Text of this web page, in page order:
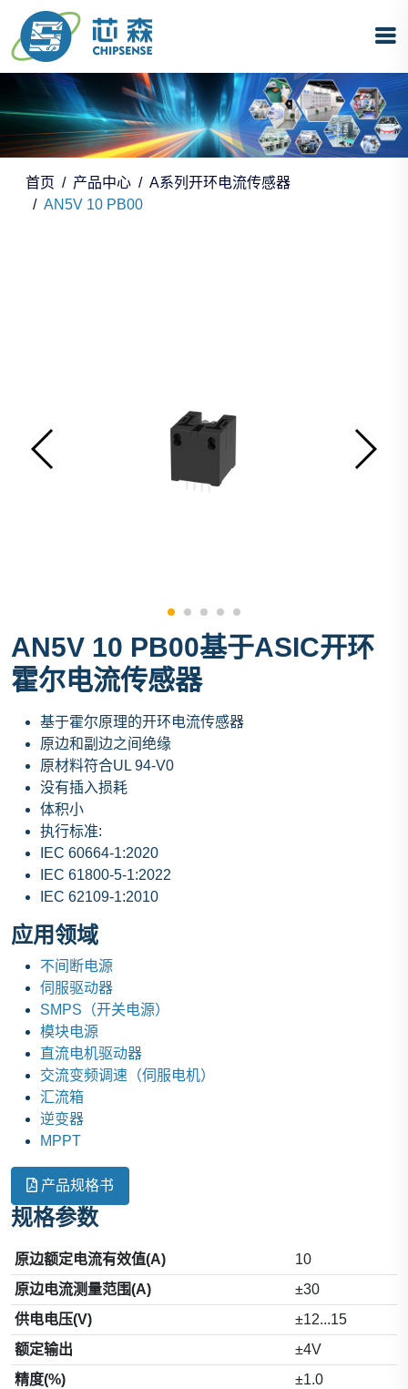
首页 产品中心
A系列开环电流传感器
AN5V 10 PB00
AN5V 10 PB00基于ASIC开环
霍尔电流传感器
基于霍尔原理的开环电流传感器
原边和副边之间绝缘
原材料符合UL 94-V0
没有插入损耗
体积小
执行标准:
IEC 60664-1:2020
IEC 61800-5-1:2022
IEC 62109-1:2010
应用领域
不间断电源
伺服驱动器
SMPS（开关电源）
模块电源
直流电机驱动器
交流变频调速（伺服电机）
汇流箱
逆变器
MPPT
产品规格书
规格参数
原边额定电流有效值(A)
10
原边电流测量范围(A)
±30
供电电压(V)
±12...15
额定输出
±4V
精度(%)
±1.0